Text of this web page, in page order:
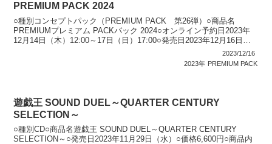
PREMIUM PACK 2024
○種別コンセプトパック（PREMIUM PACK 第26弾）○商品名
PREMIUMプレミアム PACKパック 2024○オンライン予約日2023年
12月14日（木）12:00～17日（日）17:00○発売日2023年12月16日
2023/12/16
2023年 PREMIUM PACK
遊戯王 SOUND DUEL～QUARTER CENTURY
SELECTION～
○種別CD○商品名遊戯王 SOUND DUEL～QUARTER CENTURY
SELECTION～○発売日2023年11月29日（水）○価格6,600円○商品内